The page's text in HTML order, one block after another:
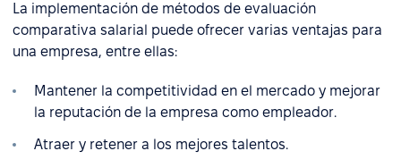
La implementación de métodos de evaluación
comparativa salarial puede ofrecer varias ventajas para
una empresa, entre ellas:
Mantener la competitividad en el mercado y mejorar
la reputación de la empresa como empleador.
Atraer y retener a los mejores talentos.